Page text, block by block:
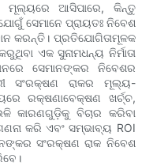
ମୂଲ୍ୟରେ ଆସିପାରେ, କିନ୍ତୁ
ସେମାନେ ପ୍ରାୟତଃ ନିବେଶ
କରନ୍ତି। ପ୍ରତିଯୋଗିତାମୂଳକ
ଏକ ସୁନାମଧନ୍ୟ ନିର୍ମାତା
ସେମାନଙ୍କର ନିବେଶର
ସଂରକ୍ଷଣ ରାକର ମୂଲ୍ୟ-
ରକ୍ଷଣାବେକ୍ଷଣ ଖର୍ଚ୍ଚ,
କାରଣଗୁଡ଼ିକୁ ବିଚାର କରିବା
କରି ଏବଂ ସମ୍ଭାବ୍ୟ ROI
ସଂରକ୍ଷଣ ରାକ ନିବେଶ